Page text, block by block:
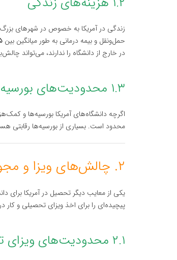
زندگی در آمریکا به خصوص در شهرهای
حمل‌ونقل و بیمه درمانی به طور میانگین بین ۱۵
در خارج از دانشگاه را ندارند، می‌تواند
۱.۳ محدودیت‌های بورسیه‌ها و کمک‌هزینه‌ها
اگرچه دانشگاه‌های آمریکا بورسیه‌ها و
محدود است. بسیاری از بورسیه‌ها رقابتی
۲. چالش‌های ویزا و مجوز کار
یکی از معایب دیگر تحصیل در آمریکا برای
پیچیده‌ای را برای اخذ ویزای تحصیلی و کار
۲.۱ محدودیت‌های ویزای تحصیلی (F-1 Visa)